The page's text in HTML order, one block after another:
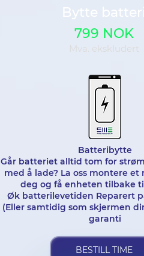
Bytte batteri
799 NOK
Mva. ekskludert
Batteribytte
Går batteriet alltid tom for
med å lade? La oss montere
deg og få enheten tilbake
Øk batterilevetiden Reparert
(Eller samtidig som skjermen
garanti
BESTILL TIME